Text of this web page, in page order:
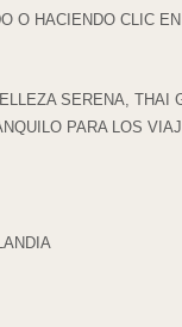
O HACIENDO CLIC
SERENA,
PARA LOS